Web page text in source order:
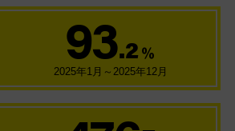
93.2 ％
2025年1月～2025年12月